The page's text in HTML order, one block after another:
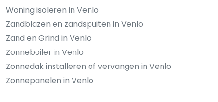
Woning isoleren in Venlo
Zandblazen en zandspuiten in Venlo
Zand en Grind in Venlo
Zonneboiler in Venlo
Zonnedak installeren of vervangen in Venlo
Zonnepanelen in Venlo